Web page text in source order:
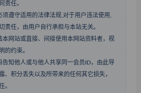
责任。
遵守适用的法律法规,对于用户违法使用,
责任，由用户自行承担与本站无关。
本网站或直接、间接使用本网站资料者，视
的约束。
告知他人或与他人共享同一会员ID，由此导
、积分丢失以及所带来的任何其它损失，
。